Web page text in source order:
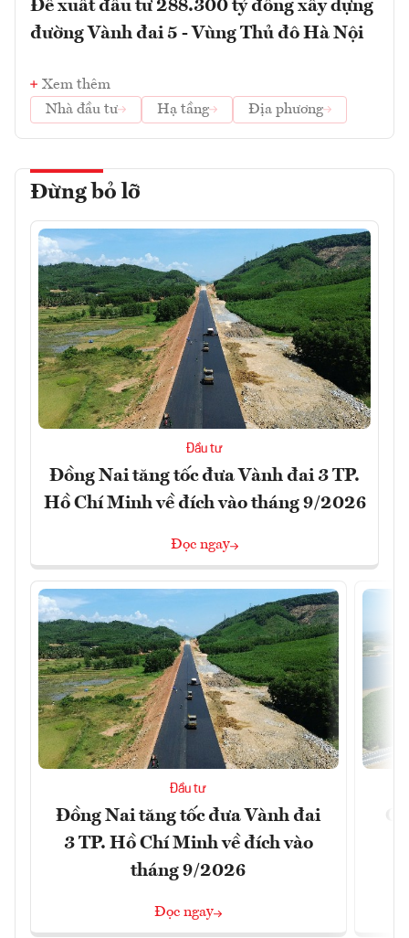
Đề xuất đầu tư 288.300 tỷ đồng xây dựng
đường Vành đai 5 - Vùng Thủ đô Hà Nội
Xem thêm
Nhà đầu tư
Hạ tầng Địa phương
Đừng bỏ lỡ
Đầu tư
Đồng Nai tăng tốc đưa Vành đai 3 TP.
Hồ Chí Minh về đích vào tháng 9/2026
Đọc ngay
Đầu tư
Đồng Nai tăng tốc đưa Vành đai
3 TP. Hồ Chí Minh về đích vào
tháng 9/2026
Đọc ngay